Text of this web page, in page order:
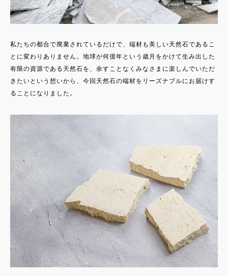
私たちの都合で廃棄されているだけで、端材も美しい天然石であるこ
とに変わりありません。地球が何億年という歳月をかけて生み出した
有限の資源である天然石を、余すことなくみなさまに楽しんでいただ
きたいという想いから、今回天然石の端材をリーズナブルにお届けす
ることになりました。